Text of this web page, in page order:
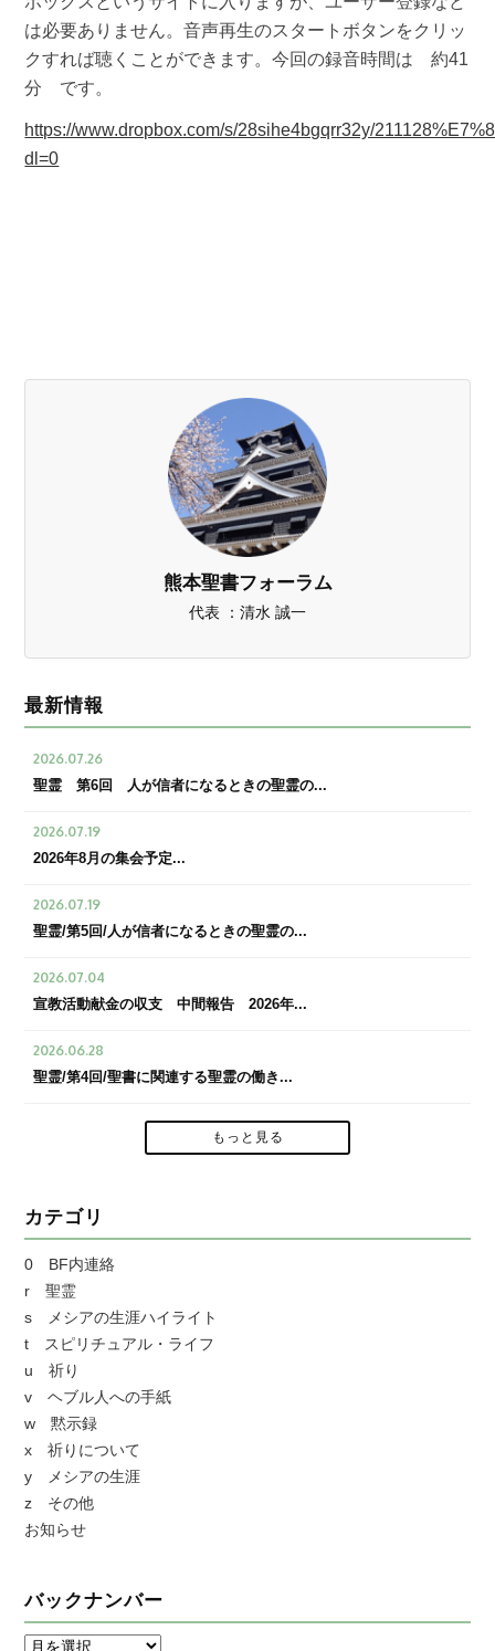
は必要ありません。音声再生のスタートボタンをクリッ
クすれば聴くことができます。今回の録音時間は 約41
分 です。
https://www.dropbox.com/s/28sihe4bgqrr32y/
dl=0
熊本聖書フォーラム
代表 ：清水 誠一
最新情報
2026.07.26
聖霊 第6回 人が信者になるときの聖霊の...
2026.07.19
2026年8月の集会予定...
2026.07.19
聖霊/第5回/人が信者になるときの聖霊の...
2026.07.04
宣教活動献金の収支 中間報告 2026年...
2026.06.28
聖霊/第4回/聖書に関連する聖霊の働き...
もっと見る
カテゴリ
0 BF内連絡
r 聖霊
s メシアの生涯ハイライト
t スピリチュアル・ライフ
u 祈り
v ヘブル人への手紙
w 黙示録
x 祈りについて
y メシアの生涯
z その他
お知らせ
バックナンバー